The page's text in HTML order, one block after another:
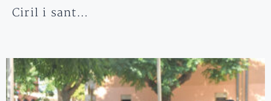
Ciril i sant…